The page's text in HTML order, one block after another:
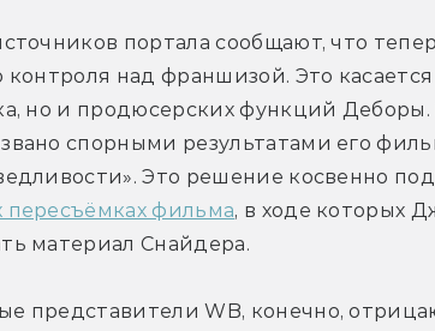
портала сообщают, что
контроля над франшизой. Это
но и продюсерских функций Деборы.
спорными результатами его
Это решение косвенно
пересъёмках фильма, в ходе которых
материал Снайдера.
представители WB, конечно,